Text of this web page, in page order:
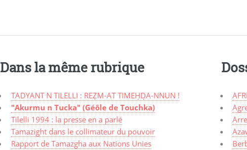
Dans la même rubrique
TADYANT N TILELLI : REẒM-AT TIMEḤḌA-NNUN !
"Akurmu n Tucka" (Géôle de Touchka)
Tilelli 1994 : la presse en a parlé
Tamazight dans le collimateur du pouvoir
Rapport de Tamazgha aux Nations Unies